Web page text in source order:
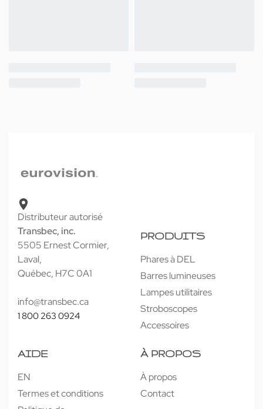
Distributeur autorisé
Transbec, inc.
5505 Ernest Cormier,
Laval,
Québec, H7C 0A1
info@transbec.ca
1 800 263 0924
PRODUITS
Phares à DEL
Barres lumineuses
Lampes utilitaires
Stroboscopes
Accessoires
AIDE
EN
Termes et conditions
À PROPOS
À propos
Contact